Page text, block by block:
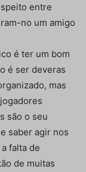
entre
no um amigo
é ter um bom
é ser deveras
mas
são o seu
saber agir nos
falta de
de muitas